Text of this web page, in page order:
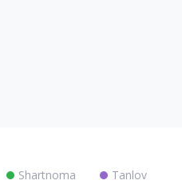
Shartnoma Tanlov